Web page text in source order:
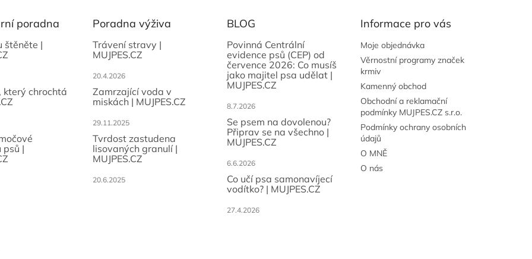
poradna
štěněte |
který chrochtá
psů |
Poradna výživa
Trávení stravy |
MUJPES.CZ
20.4.2026
Zamrzající voda v
miskách | MUJPES.CZ
29.11.2025
Tvrdost zastudena
lisovaných granulí |
MUJPES.CZ
20.6.2025
BLOG
Povinná Centrální
evidence psů (CEP) od
července 2026: Co musíš
jako majitel psa udělat |
MUJPES.CZ
8.7.2026
Se psem na dovolenou?
Připrav se na všechno |
MUJPES.CZ
6.6.2026
Co učí psa samonavíjecí
vodítko? | MUJPES.CZ
27.4.2026
Informace pro vás
Moje objednávka
Věrnostní programy značek
krmiv
Kamenný obchod
Obchodní a reklamační
podmínky MUJPES.CZ s.r.o.
Podmínky ochrany osobních
údajů
O MNĚ
O nás